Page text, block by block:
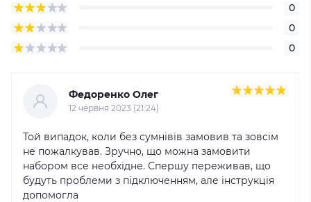
0
0
0
Федоренко Олег
12 червня 2023 (21:24)
Той випадок, коли без сумнівів замовив та зовсім
не пожалкував. Зручно, що можна замовити
набором все необхідне. Спершу переживав, що
будуть проблеми з підключенням, але інструкція
допомогла